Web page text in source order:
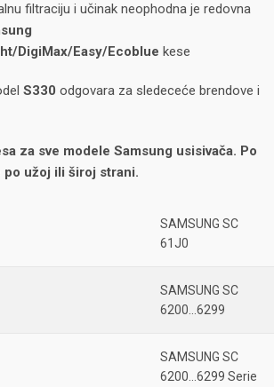
filtraciju i učinak neophodna je redovna
DigiMax/Easy/Ecoblue kese
S330 odgovara za sledeceće brendove i
za sve modele Samsung usisivača. Po
užoj ili široj strani.
SAMSUNG SC
61J0
SAMSUNG SC
6200…6299
SAMSUNG SC
6200…6299 Serie